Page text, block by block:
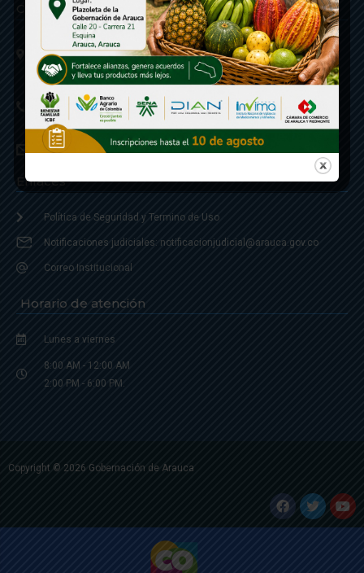
Contáctenos
Calle 20 - Carrera 21 Esquina
Código postal 810001
Linea de Servicio a la Ciudadania: 57- 6078851946
Linea Anticorrupción: 607885 3374
correspondencia: archivogeneral@arauca.gov.co
Enlaces
Política de Seguridad y Termino de Uso
Notificaciones judiciales: notificacionjudicial@arauca.gov.co
Correo Institucional
Horario de atención
Lunes a viernes
8:00 AM - 12:00 AM
2:00 PM - 6:00 PM.
Copyright © 2026 Gobernación de Arauca